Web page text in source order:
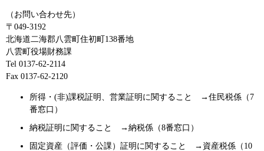
（お問い合わせ先）
〒049-3192
北海道二海郡八雲町住初町138番地
八雲町役場財務課
Tel 0137-62-2114
Fax 0137-62-2120
所得・(非)課税証明、営業証明に関すること →住民税係（7
番窓口）
納税証明に関すること →納税係（8番窓口）
固定資産（評価・公課）証明に関すること →資産税係（10